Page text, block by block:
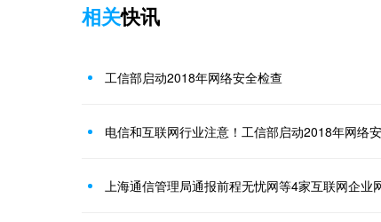
相关快讯
工信部启动2018年网络安全检查
电信和互联网行业注意！工信部启动2018年网络
上海通信管理局通报前程无忧网等4家互联网企业